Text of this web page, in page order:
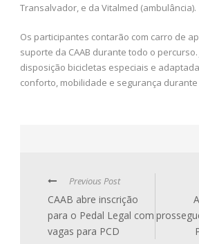
Transalvador, e da Vitalmed (ambulância).
Os participantes contarão com carro de
suporte da CAAB durante todo o percurso.
disposição bicicletas especiais e
conforto, mobilidade e segurança
Previous Post
CAAB abre inscrição
para o Pedal Legal com
vagas para PCD